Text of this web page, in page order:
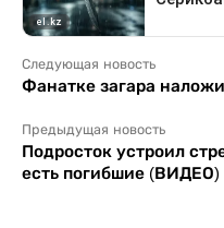
Следующая новость
Фанатке загара
Предыдущая новость
Подросток устроил
есть погибшие (ВИДЕО)